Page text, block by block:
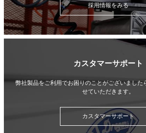
採用情報をみる
カスタマーサポート
弊社製品をご利用でお困りのことがございました
せていただきます。
カスタマーサポート